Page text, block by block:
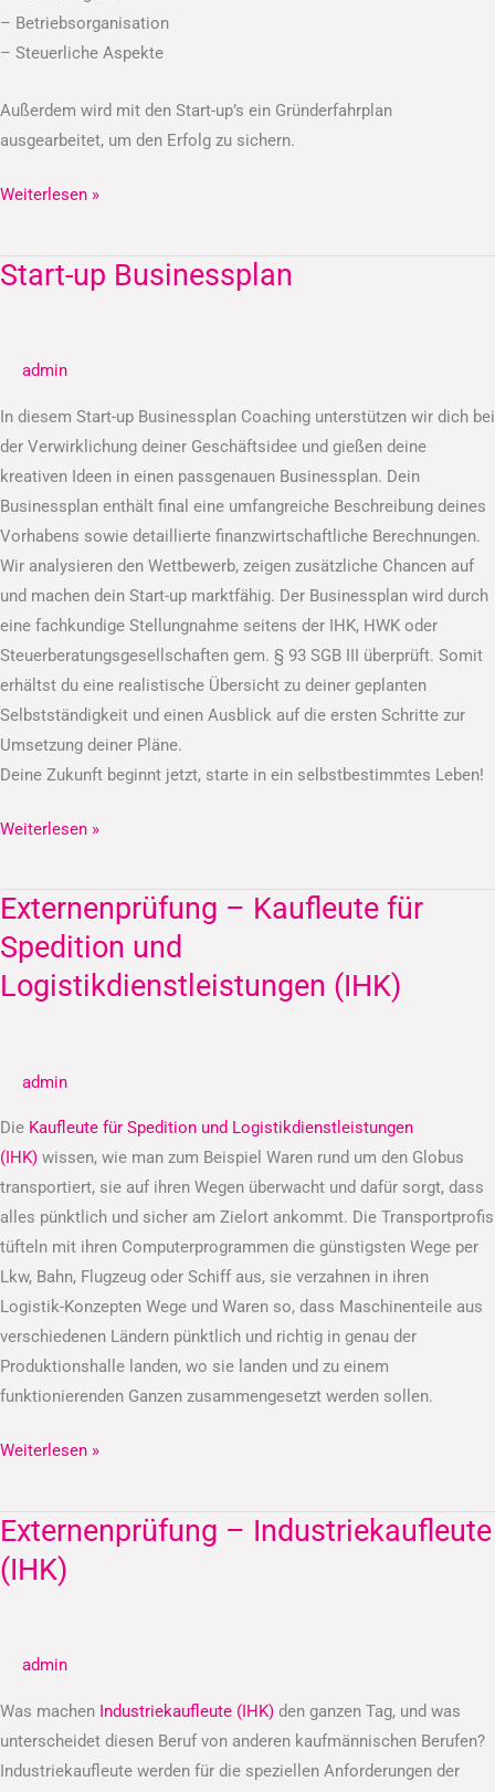
– Betriebsorganisation
– Steuerliche Aspekte
Außerdem wird mit den Start-up’s ein Gründerfahrplan
ausgearbeitet, um den Erfolg zu sichern.
Weiterlesen »
Start-up Businessplan
admin
In diesem Start-up Businessplan Coaching unterstützen wir dich bei
der Verwirklichung deiner Geschäftsidee und gießen deine
kreativen Ideen in einen passgenauen Businessplan. Dein
Businessplan enthält final eine umfangreiche Beschreibung deines
Vorhabens sowie detaillierte finanzwirtschaftliche Berechnungen.
Wir analysieren den Wettbewerb, zeigen zusätzliche Chancen auf
und machen dein Start-up marktfähig. Der Businessplan wird durch
eine fachkundige Stellungnahme seitens der IHK, HWK oder
Steuerberatungsgesellschaften gem. § 93 SGB III überprüft. Somit
erhältst du eine realistische Übersicht zu deiner geplanten
Selbstständigkeit und einen Ausblick auf die ersten Schritte zur
Umsetzung deiner Pläne.
Deine Zukunft beginnt jetzt, starte in ein selbstbestimmtes Leben!
Start-
Weiterlesen »
Externenprüfung – Kaufleute für
Spedition und
Logistikdienstleistungen (IHK)
admin
Die Kaufleute für Spedition und Logistikdienstleistungen
(IHK) wissen, wie man zum Beispiel Waren rund um den Globus
transportiert, sie auf ihren Wegen überwacht und dafür sorgt, dass
alles pünktlich und sicher am Zielort ankommt. Die Transportprofis
tüfteln mit ihren Computerprogrammen die günstigsten Wege per
Lkw, Bahn, Flugzeug oder Schiff aus, sie verzahnen in ihren
Logistik-Konzepten Wege und Waren so, dass Maschinenteile aus
verschiedenen Ländern pünktlich und richtig in genau der
Produktionshalle landen, wo sie landen und zu einem
funktionierenden Ganzen zusammengesetzt werden sollen.
Externenprüfung
–
Kaufleute
für
Logistikdienstleistungen
Weiterlesen »
Externenprüfung – Industriekaufleute
(IHK)
admin
Was machen Industriekaufleute (IHK) den ganzen Tag, und was
unterscheidet diesen Beruf von anderen kaufmännischen Berufen?
Industriekaufleute werden für die speziellen Anforderungen der
Externenprüfung
–
Industriekaufleute